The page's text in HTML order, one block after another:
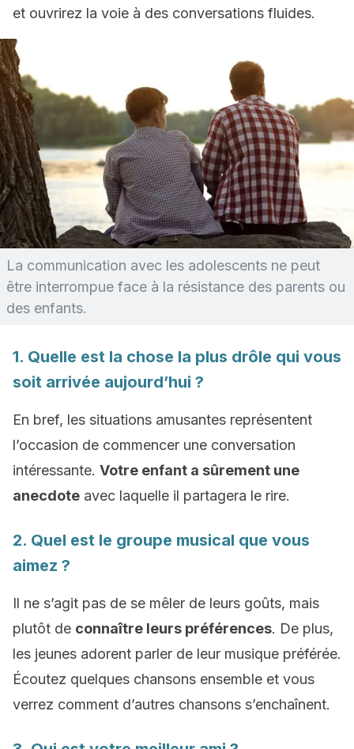
et ouvrirez la voie à des conversations fluides.
La communication avec les adolescents ne peut
être interrompue face à la résistance des parents ou
des enfants.
1. Quelle est la chose la plus drôle qui vous
soit arrivée aujourd’hui ?
En bref, les situations amusantes représentent
l’occasion de commencer une conversation
intéressante. Votre enfant a sûrement une
anecdote avec laquelle il partagera le rire.
2. Quel est le groupe musical que vous
aimez ?
Il ne s’agit pas de se mêler de leurs goûts, mais
plutôt de connaître leurs préférences. De plus,
les jeunes adorent parler de leur musique préférée.
Écoutez quelques chansons ensemble et vous
verrez comment d’autres chansons s’enchaînent.